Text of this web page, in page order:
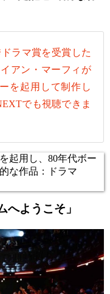
ラマ賞を受賞した
イアン・マーフィが
を起用して制作し
でも視聴できま
へようこそ」